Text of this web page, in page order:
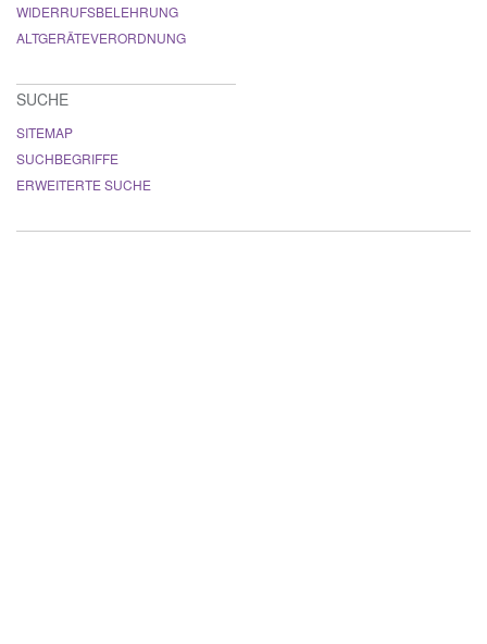
WIDERRUFSBELEHRUNG
ALTGERÄTEVERORDNUNG
SUCHE
SITEMAP
SUCHBEGRIFFE
ERWEITERTE SUCHE